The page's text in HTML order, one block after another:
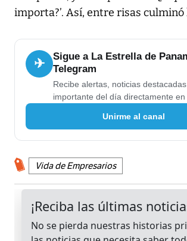
importa?’. Así, entre risas culminó
✈
Sigue a La Estrella de
Telegram
Recibe alertas, noticias
importante del día directamente en
Unirme al canal
Vida de Empresarios